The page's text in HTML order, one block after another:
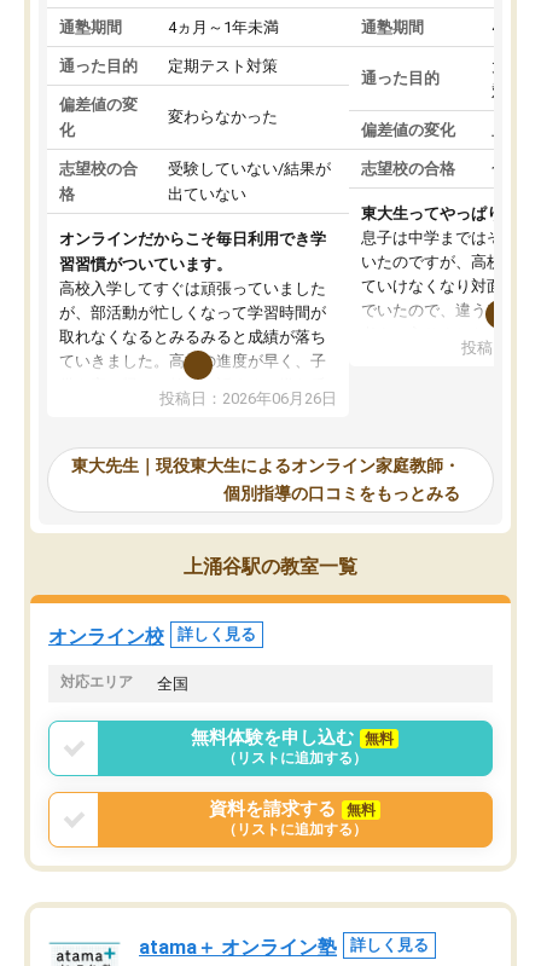
通塾期間 4ヵ月～1年未満
通った目的 定期テスト対策
偏差値の変
化
変わらなかった
志望校の合
格
受験していない/結果が
出ていない
オンラインだからこそ毎日利用でき学
習習慣がついています。
高校入学してすぐは頑張っていました
が、部活動が忙しくなって学習時間が
取れなくなるとみるみると成績が落ち
ていきました。高校の進度が早く、子
供も家に帰って勉強の話すると嫌な反
応を示します。東大先生にお願いして
れるので、親としても安心です。毎日
使える自習室とかもあり、わからない
ところがあれば先生が回答してくれる
のも重宝しています。
投稿日：2026年06月26日
通塾期間 4ヵ月
通った目的
大学
対策
偏差値の変化 上が
志望校の合格 合格
東大生ってやっぱりすご
息子は中学まではそこそ
いたのですが、高校に入
ていけなくなり対面の塾
でいたので、違うアプロ
で、当初は模試でD判定
自習室が毎日使えていつ
るのが心強かったよう
謝です。
投稿日：
東大先生｜現役東大生によるオンライン家庭教師・
個別指導の口コミをもっとみる
上涌谷駅の教室一覧
オンライン校 詳しく見る
対応エリア 全国
無料体験を申し込む
無料
（リストに追加する）
資料を請求する
無料
（リストに追加する）
atama＋ オンライン塾 詳しく見る